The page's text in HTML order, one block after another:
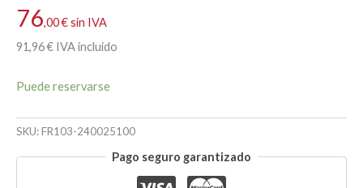
76,00€sin IVA
91,96€ IVA incluido
Puede reservarse
SKU:FR103-240025100
Pago seguro garantizado